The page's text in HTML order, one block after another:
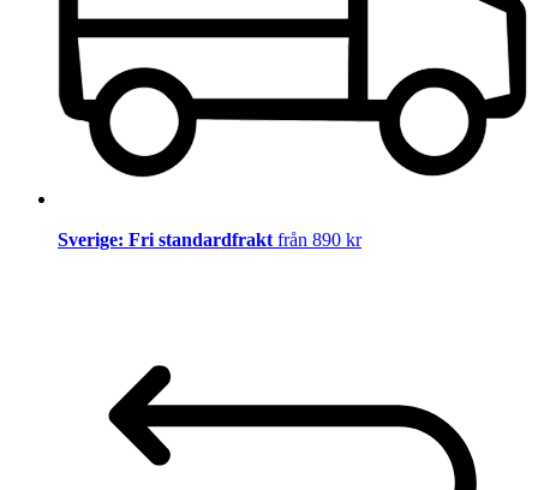
Sverige: Fri standardfrakt från 890 kr